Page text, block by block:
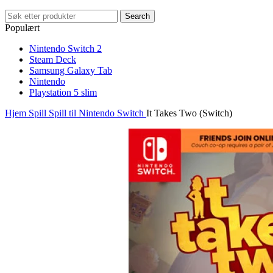
Search
Populært
Nintendo Switch 2
Steam Deck
Samsung Galaxy Tab
Nintendo
Playstation 5 slim
Hjem Spill Spill til Nintendo Switch It Takes Two (Switch)